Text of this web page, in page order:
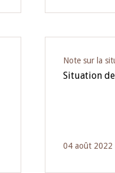
Note sur la
Situation
04 août 2022